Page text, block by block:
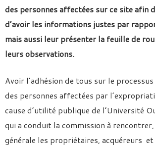
des personnes affectées sur ce site afin
d’avoir les informations justes par
mais aussi leur présenter la feuille de
leurs observations.
Avoir l’adhésion de tous sur le
des personnes affectées par
cause d’utilité publique de l’Université
qui a conduit la commission à rencontrer,
générale les propriétaires, acquéreurs et